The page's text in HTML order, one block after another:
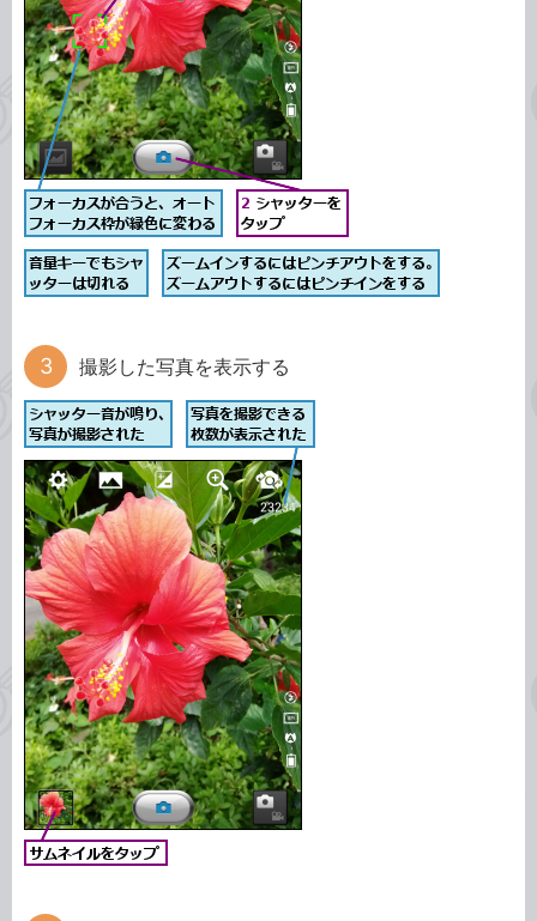
撮影した写真を表示する